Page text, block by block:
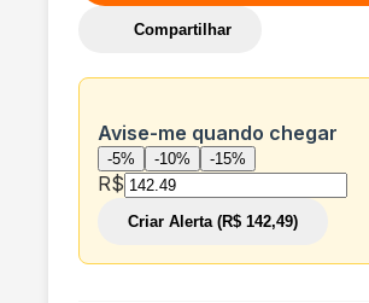
Compartilhar
Avise-me quando chegar
-5% -10% -15%
R$
Criar Alerta (R$ 142,49)